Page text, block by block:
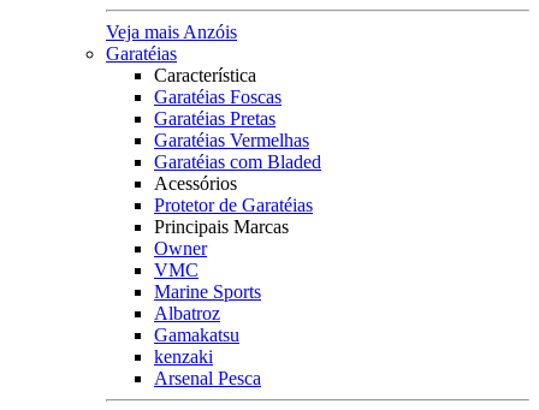
Veja mais Anzóis
Garatéias
Característica
Garatéias Foscas
Garatéias Pretas
Garatéias Vermelhas
Garatéias com Bladed
Acessórios
Protetor de Garatéias
Principais Marcas
Owner
VMC
Marine Sports
Albatroz
Gamakatsu
kenzaki
Arsenal Pesca